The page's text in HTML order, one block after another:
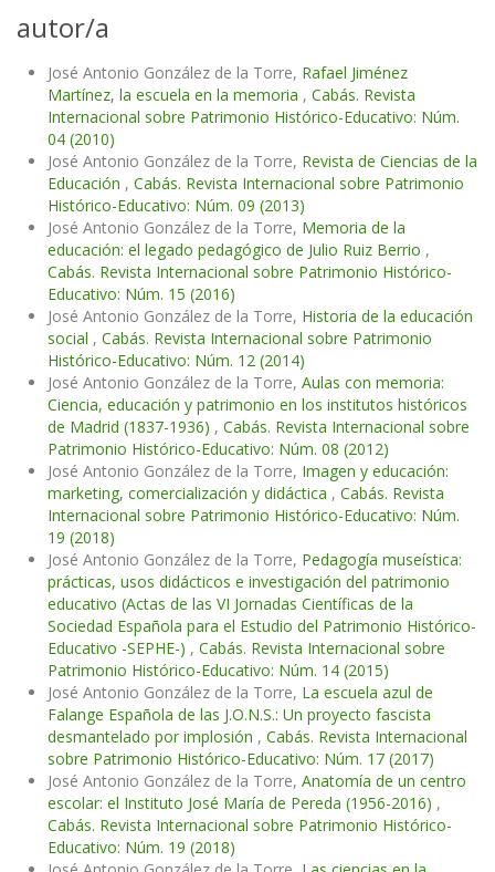
autor/a
José Antonio González de la Torre, Rafael Jiménez
Martínez, la escuela en la memoria , Cabás. Revista
Internacional sobre Patrimonio Histórico-Educativo: Núm.
04 (2010)
José Antonio González de la Torre, Revista de Ciencias de la
Educación , Cabás. Revista Internacional sobre Patrimonio
Histórico-Educativo: Núm. 09 (2013)
José Antonio González de la Torre, Memoria de la
educación: el legado pedagógico de Julio Ruiz Berrio ,
Cabás. Revista Internacional sobre Patrimonio Histórico-
Educativo: Núm. 15 (2016)
José Antonio González de la Torre, Historia de la educación
social , Cabás. Revista Internacional sobre Patrimonio
Histórico-Educativo: Núm. 12 (2014)
José Antonio González de la Torre, Aulas con memoria:
Ciencia, educación y patrimonio en los institutos históricos
de Madrid (1837-1936) , Cabás. Revista Internacional sobre
Patrimonio Histórico-Educativo: Núm. 08 (2012)
José Antonio González de la Torre, Imagen y educación:
marketing, comercialización y didáctica , Cabás. Revista
Internacional sobre Patrimonio Histórico-Educativo: Núm.
19 (2018)
José Antonio González de la Torre, Pedagogía museística:
prácticas, usos didácticos e investigación del patrimonio
educativo (Actas de las VI Jornadas Científicas de la
Sociedad Española para el Estudio del Patrimonio Histórico-
Educativo -SEPHE-) , Cabás. Revista Internacional sobre
Patrimonio Histórico-Educativo: Núm. 14 (2015)
José Antonio González de la Torre, La escuela azul de
Falange Española de las J.O.N.S.: Un proyecto fascista
desmantelado por implosión , Cabás. Revista Internacional
sobre Patrimonio Histórico-Educativo: Núm. 17 (2017)
José Antonio González de la Torre, Anatomía de un centro
escolar: el Instituto José María de Pereda (1956-2016) ,
Cabás. Revista Internacional sobre Patrimonio Histórico-
Educativo: Núm. 19 (2018)